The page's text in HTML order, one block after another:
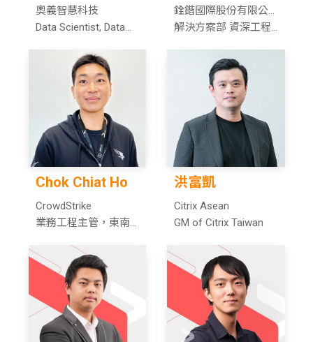
奧義智慧科技
Data Scientist, Data
銓鍇國際股份有限公
司
解決方案部 資深工程
Chok Chiat Ho
CrowdStrike
業務工程主管，東南
洪富凱
Citrix Asean
GM of Citrix Taiwan